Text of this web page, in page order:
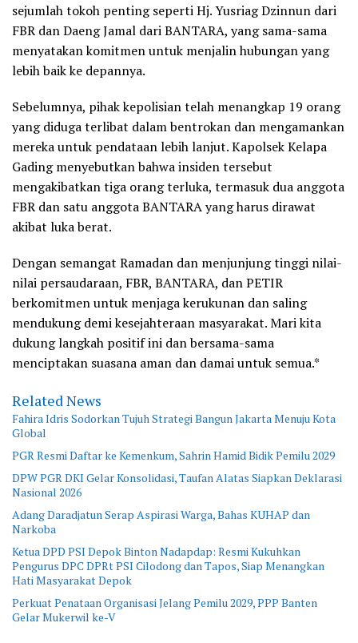
sejumlah tokoh penting seperti Hj. Yusriag Dzinnun dari
FBR dan Daeng Jamal dari BANTARA, yang sama-sama
menyatakan komitmen untuk menjalin hubungan yang
lebih baik ke depannya.
Sebelumnya, pihak kepolisian telah menangkap 19 orang
yang diduga terlibat dalam bentrokan dan mengamankan
mereka untuk pendataan lebih lanjut. Kapolsek Kelapa
Gading menyebutkan bahwa insiden tersebut
mengakibatkan tiga orang terluka, termasuk dua anggota
FBR dan satu anggota BANTARA yang harus dirawat
akibat luka berat.
Dengan semangat Ramadan dan menjunjung tinggi nilai-
nilai persaudaraan, FBR, BANTARA, dan PETIR
berkomitmen untuk menjaga kerukunan dan saling
mendukung demi kesejahteraan masyarakat. Mari kita
dukung langkah positif ini dan bersama-sama
menciptakan suasana aman dan damai untuk semua.*
Related News
Fahira Idris Sodorkan Tujuh Strategi Bangun Jakarta Menuju Kota
Global
PGR Resmi Daftar ke Kemenkum, Sahrin Hamid Bidik Pemilu 2029
DPW PGR DKI Gelar Konsolidasi, Taufan Alatas Siapkan Deklarasi
Nasional 2026
Adang Daradjatun Serap Aspirasi Warga, Bahas KUHAP dan
Narkoba
Ketua DPD PSI Depok Binton Nadapdap: Resmi Kukuhkan
Pengurus DPC DPRt PSI Cilodong dan Tapos, Siap Menangkan
Hati Masyarakat Depok
Perkuat Penataan Organisasi Jelang Pemilu 2029, PPP Banten
Gelar Mukerwil ke-V